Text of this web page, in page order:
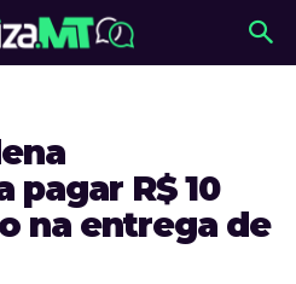
R$ 10
na entrega de